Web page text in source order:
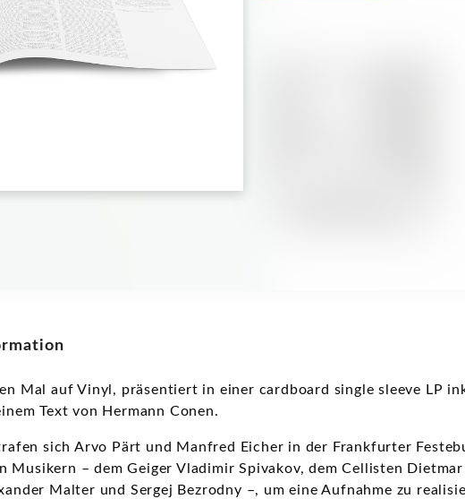
Mal auf Vinyl, präsentiert in einer cardboard single sleeve LP
Text von Hermann Conen.
sich Arvo Pärt und Manfred Eicher in der Frankfurter
Musikern – dem Geiger Vladimir Spivakov, dem Cellisten
Malter und Sergej Bezrodny –, um eine Aufnahme zu